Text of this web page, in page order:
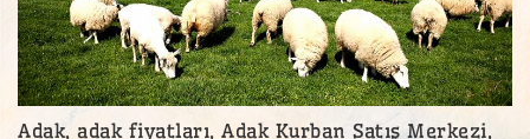
Adak, adak fiyatları, Adak Kurban Satış Merkezi,